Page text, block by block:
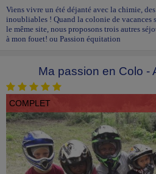
Viens vivre un été déjanté avec la chimie,
inoubliables ! Quand la colonie de vacances
le même site, nous proposons trois autres
à mon fouet! ou Passion équitation
Ma passion en Colo -
COMPLET